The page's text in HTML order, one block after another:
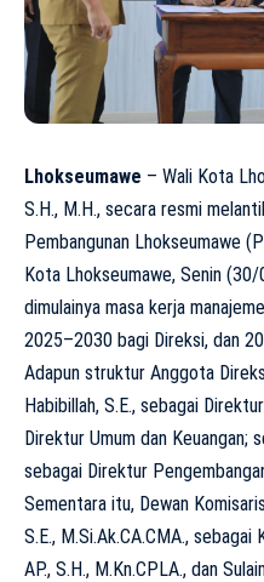
Lhokseumawe – Wali Kota
S.H., M.H., secara resmi
Pembangunan Lhokseumawe
Kota Lhokseumawe, Senin
dimulainya masa kerja
2025–2030 bagi Direksi, dan
Adapun struktur Anggota
Habibillah, S.E., sebagai
Direktur Umum dan Keuangan;
sebagai Direktur
Sementara itu, Dewan
S.E., M.Si.Ak.CA.CMA.,
AP., S.H., M.Kn.CPLA., dan